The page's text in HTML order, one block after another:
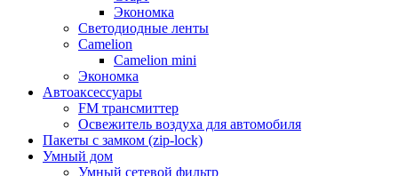
Экономка
Светодиодные ленты
Camelion
Camelion mini
Экономка
Автоаксессуары
FM трансмиттер
Освежитель воздуха для автомобиля
Пакеты с замком (zip-lock)
Умный дом
Умный сетевой фильтр